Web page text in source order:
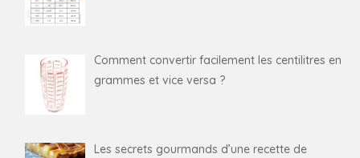
Comment convertir facilement les centilitres en
grammes et vice versa ?
Les secrets gourmands d’une recette de